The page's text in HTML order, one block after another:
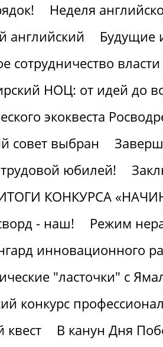
Неделя
английский
Будущие
сотрудничество
НОЦ: от идей до
экоквеста
совет выбран
юбилей!
КОНКУРСА
- наш!
Режим
инновационного
"ласточки" с
конкурс
В канун Дня